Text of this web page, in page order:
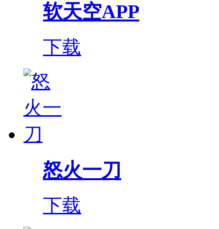
软天空APP
下载
怒火一刀
下载